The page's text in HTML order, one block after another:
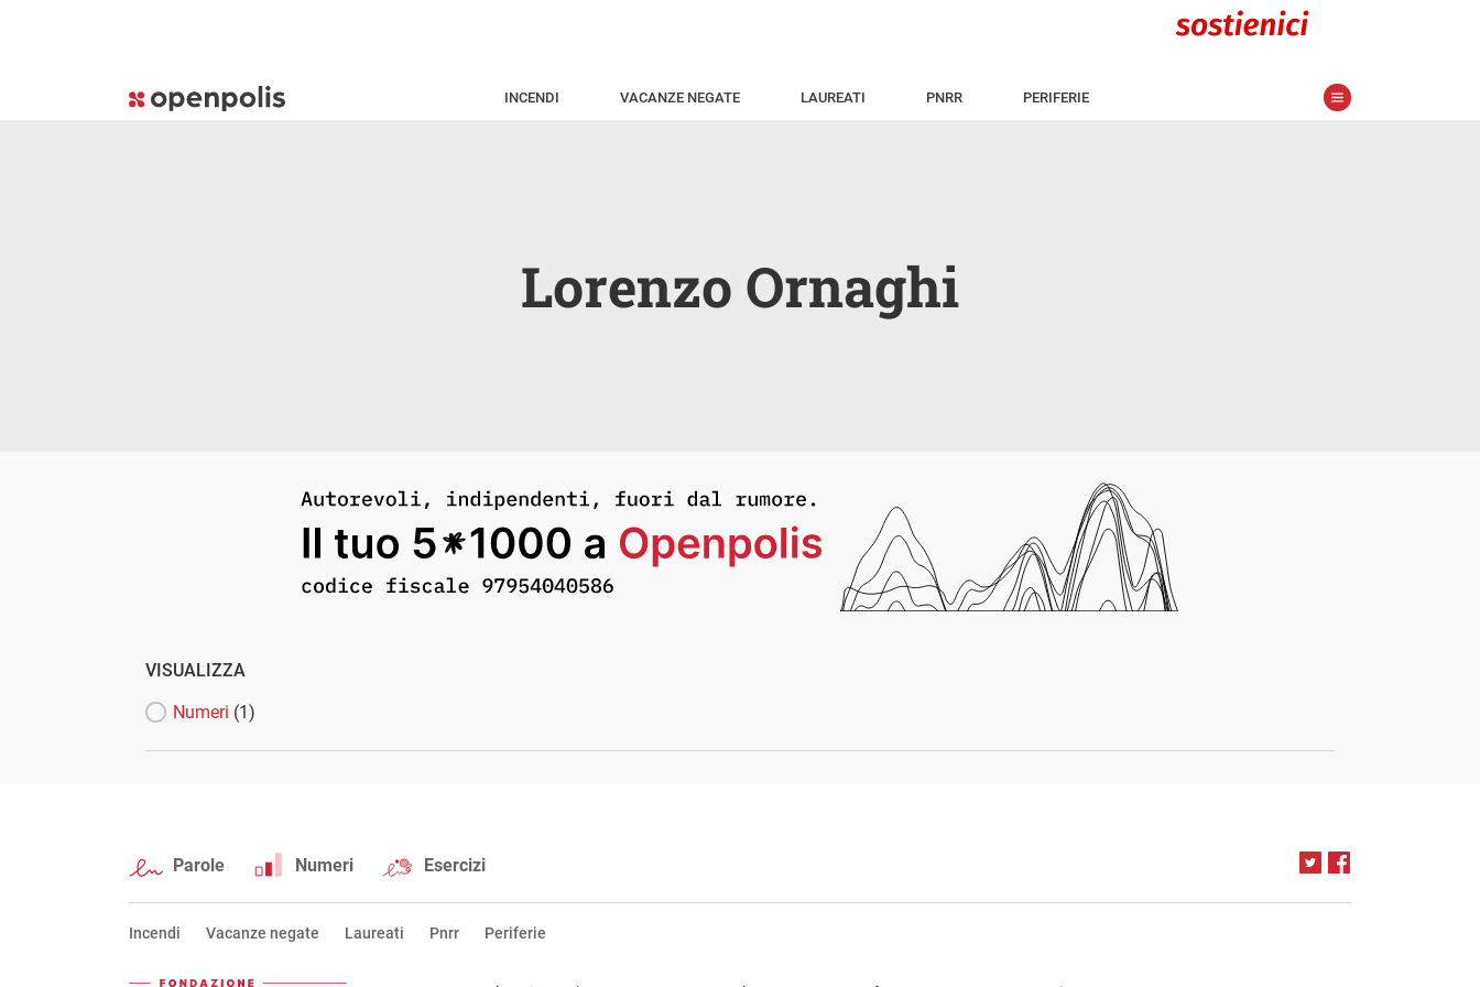
INCENDI VACANZE NEGATE LAUREATI PNRR PERIFERIE
Lorenzo Ornaghi
VISUALIZZA
Numeri (1)
Parole Numeri Esercizi
Incendi Vacanze negate Laureati Pnrr Periferie